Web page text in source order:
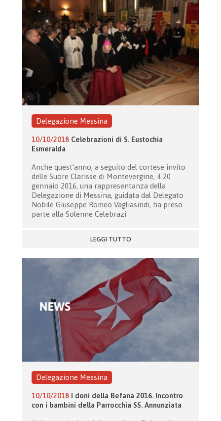
Delegazione Messina
10/10/2018 Celebrazioni di S. Eustochia
Esmeralda
Anche quest’anno, a seguito del cortese invito
delle Suore Clarisse di Montevergine, il 20
gennaio 2016, una rappresentanza della
Delegazione di Messina, guidata dal Delegato
Nobile Giuseppe Romeo Vagliasindi, ha preso
parte alla Solenne Celebrazi
LEGGI TUTTO
Delegazione Messina
10/10/2018 I doni della Befana 2016. Incontro
con i bambini della Parrocchia SS. Annunziata